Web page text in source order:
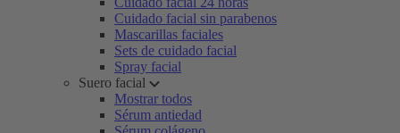
Cuidado facial sin parabenos
Mascarillas faciales
Sets de cuidado facial
Spray facial
Suero facial
Mostrar todos
Sérum antiedad